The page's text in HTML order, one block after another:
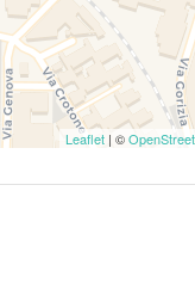
Leaflet | ©